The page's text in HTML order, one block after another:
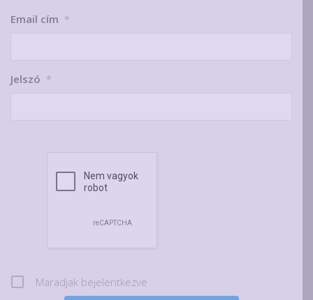
Email cím *
Jelszó *
Maradjak bejelentkezve